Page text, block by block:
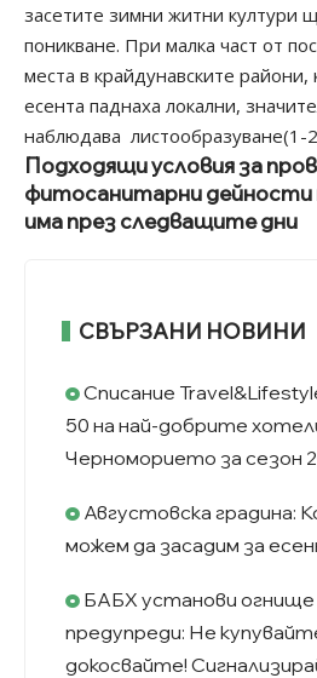
засетите зимни житни култури
поникване. При малка част от
места в крайдунавските
есента паднаха локални,
наблюдава листообразуване(1-
Подходящи условия за
фитосанитарни
има през следващите дни
СВЪРЗАНИ НОВИНИ
Списание
50 на най-добрите
Черноморието за сезон
Августовска градина:
можем да засадим за
БАБХ установи огнище
предупреди: Не
докосвайте!